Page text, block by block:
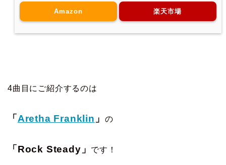
Amazon 楽天市場
4曲目にご紹介するのは
「Aretha Franklin 」 の
「Rock Steady」 です！